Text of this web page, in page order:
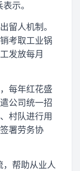
示。
留人机制。
考取工业锅
发放每月
每年红花盛
公司统一招
村队进行用
署劳务协
，帮助从业人